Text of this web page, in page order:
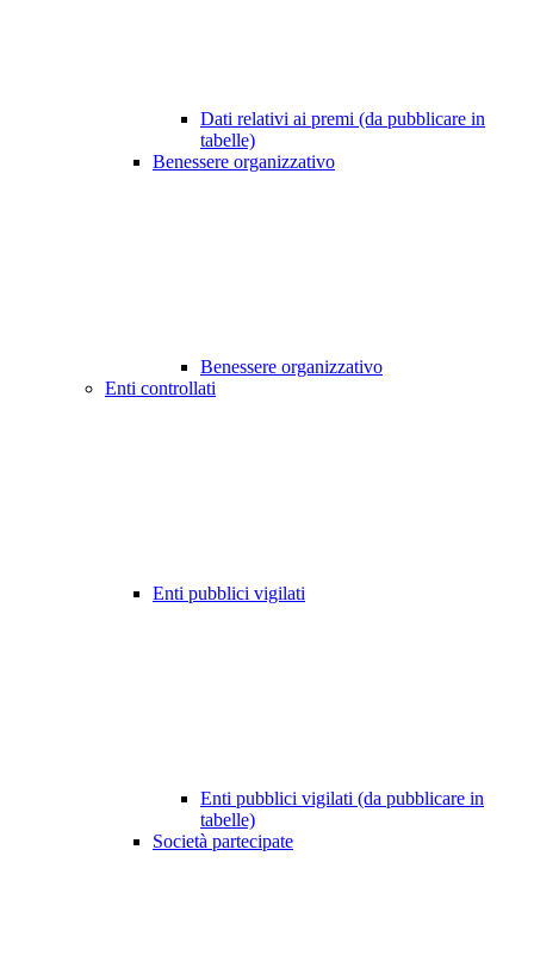
Dati relativi ai premi (da pubblicare in
tabelle)
Benessere organizzativo
Benessere organizzativo
Enti controllati
Enti pubblici vigilati
Enti pubblici vigilati (da pubblicare in
tabelle)
Società partecipate